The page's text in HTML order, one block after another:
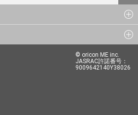
© oricon ME inc.
JASRAC許諾番号：
9009642140Y38026